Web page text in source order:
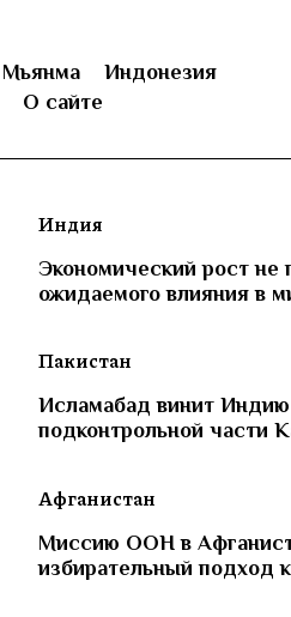
Мьянма
Индонезия
О сайте
Индия
Экономический рост не
ожидаемого влияния в
Пакистан
Исламабад винит Индию
подконтрольной части
Афганистан
Миссию ООН в
избирательный подход